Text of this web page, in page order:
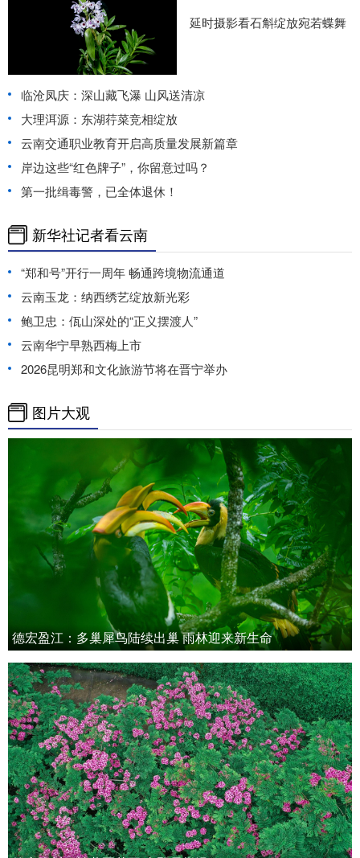
延时摄影看石斛绽放宛若蝶舞
临沧凤庆：深山藏飞瀑 山风送清凉
大理洱源：东湖荇菜竞相绽放
云南交通职业教育开启高质量发展新篇章
岸边这些“红色牌子”，你留意过吗？
第一批缉毒警，已全体退休！
新华社记者看云南
“郑和号”开行一周年 畅通跨境物流通道
云南玉龙：纳西绣艺绽放新光彩
鲍卫忠：佤山深处的“正义摆渡人”
云南华宁早熟西梅上市
2026昆明郑和文化旅游节将在晋宁举办
图片大观
德宏盈江：多巢犀鸟陆续出巢 雨林迎来新生命